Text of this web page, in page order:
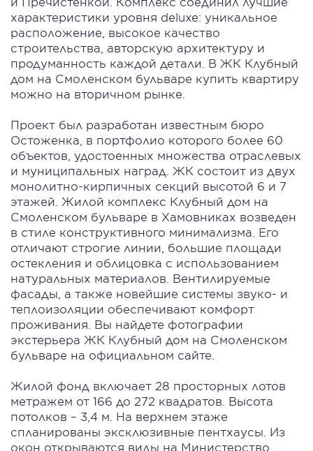
характеристики уровня deluxe: уникальное
расположение, высокое качество
строительства, авторскую архитектуру и
продуманность каждой детали. В ЖК Клубный
дом на Смоленском бульваре купить квартиру
можно на вторичном рынке.
Проект был разработан известным бюро
Остоженка, в портфолио которого более 60
объектов, удостоенных множества отраслевых
и муниципальных наград. ЖК состоит из двух
монолитно-кирпичных секций высотой 6 и 7
этажей. Жилой комплекс Клубный дом на
Смоленском бульваре в Хамовниках возведен
в стиле конструктивного минимализма. Его
отличают строгие линии, большие площади
остекления и облицовка с использованием
натуральных материалов. Вентилируемые
фасады, а также новейшие системы звуко- и
теплоизоляции обеспечивают комфорт
проживания. Вы найдете фотографии
экстерьера ЖК Клубный дом на Смоленском
бульваре на официальном сайте.
Жилой фонд включает 28 просторных лотов
метражем от 166 до 272 квадратов. Высота
потолков – 3,4 м. На верхнем этаже
спланированы эксклюзивные пентхаусы. Из
окон открываются виды на Министерство